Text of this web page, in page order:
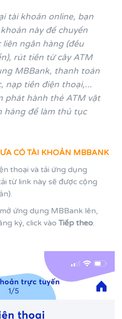
tài khoản online, bạn
này để chuyển
ngân hàng (đều
rút tiền từ cây ATM
MBBank, thanh toán
nạp tiền điện thoại,...
phát hành thẻ ATM vật
hàng để làm thủ tục
CÓ TÀI KHOẢN MBBANK
thoại và tải ứng dụng
từ link này sẽ được cộng
ứng dụng MBBank lên,
ký, click vào Tiếp theo.